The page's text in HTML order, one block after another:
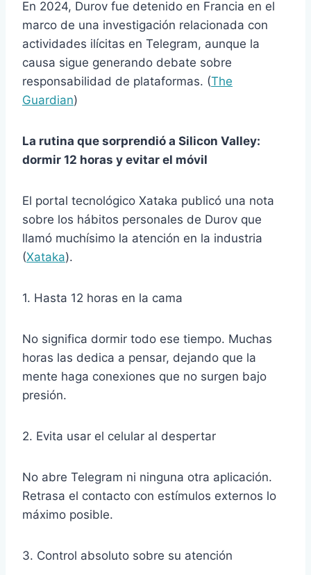
En 2024, Durov fue detenido en Francia en el
marco de una investigación relacionada con
actividades ilícitas en Telegram, aunque la
causa sigue generando debate sobre
responsabilidad de plataformas. (The
Guardian)
La rutina que sorprendió a Silicon Valley:
dormir 12 horas y evitar el móvil
El portal tecnológico Xataka publicó una nota
sobre los hábitos personales de Durov que
llamó muchísimo la atención en la industria
(Xataka).
1. Hasta 12 horas en la cama
No significa dormir todo ese tiempo. Muchas
horas las dedica a pensar, dejando que la
mente haga conexiones que no surgen bajo
presión.
2. Evita usar el celular al despertar
No abre Telegram ni ninguna otra aplicación.
Retrasa el contacto con estímulos externos lo
máximo posible.
3. Control absoluto sobre su atención